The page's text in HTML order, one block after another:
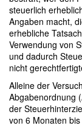
steuerlich
Angaben macht,
erhebliche
Verwendung von
und dadurch
nicht
Alleine der
Abgabenordnung
der
von 6 Monaten